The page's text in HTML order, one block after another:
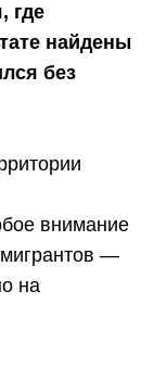
где
найдены
без
внимание
—
на